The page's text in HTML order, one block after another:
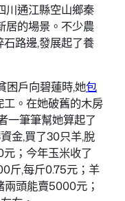
川通江縣空山鄉秦
居的場景。不少農
路邊,發展起了養
困戶向碧蓮時,她包
。在她破舊的木房
一筆筆幫她算起了
金,買了30只羊,脫
元；今年玉米收了
斤,每斤0.75元；羊
頭能賣5000元；